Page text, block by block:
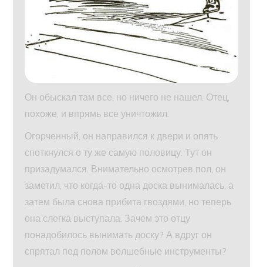
Он обыскал там все, но ничего не нашел. Отец,
похоже, и впрямь все уничтожил.
Огорченный, он направился к двери и опять
споткнулся о ту же самую половицу. Тут он
призадумался. Внимательно осмотрев пол, он
заметил, что когда-то одна доска вынималась, а
затем была снова прибита гвоздями, но теперь
она слегка выступала. Зачем это отцу
понадобилось вынимать доску? А вдруг он
спрятал под полом волшебные инструменты?